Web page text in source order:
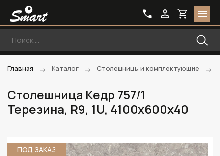
Главная Каталог Столешницы и комплектующие
Столешница Кедр 757/1
Терезина, R9, 1U, 4100х600х40
ПОД ЗАКАЗ